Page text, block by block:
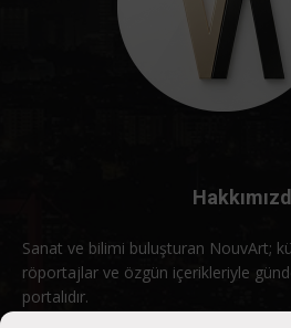
Sanat ve bilimi buluşturan NouvArt;
röportajlar ve özgün içerikleriyle
portalıdır.